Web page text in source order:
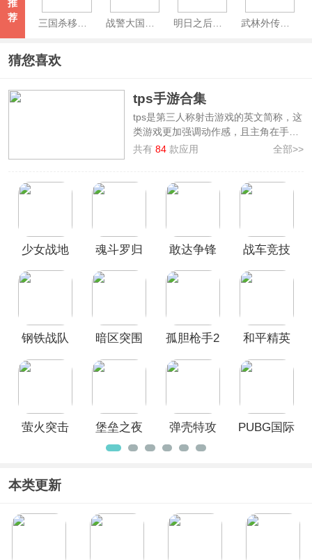
推
荐
猜您喜欢
tps手游合集
tps是第三人称射击游戏的英文简称，这
类游戏更加强调动作感，且主角在手机
屏幕上是可见的，视角广阔，角色动作
游合集
，其中收录了 PUBG、元气骑
的玩家欢迎下载体验！
共有84 款应用 全部>>
少女战地
魂斗罗归
版手游
敢达争锋
战车竞技
钢铁战队
暗区突围
孤胆枪手2
版最新版
和平精英
萤火突击
堡垒之夜
手游官方
弹壳特攻
队应用宝
PUBG国际
本类更新